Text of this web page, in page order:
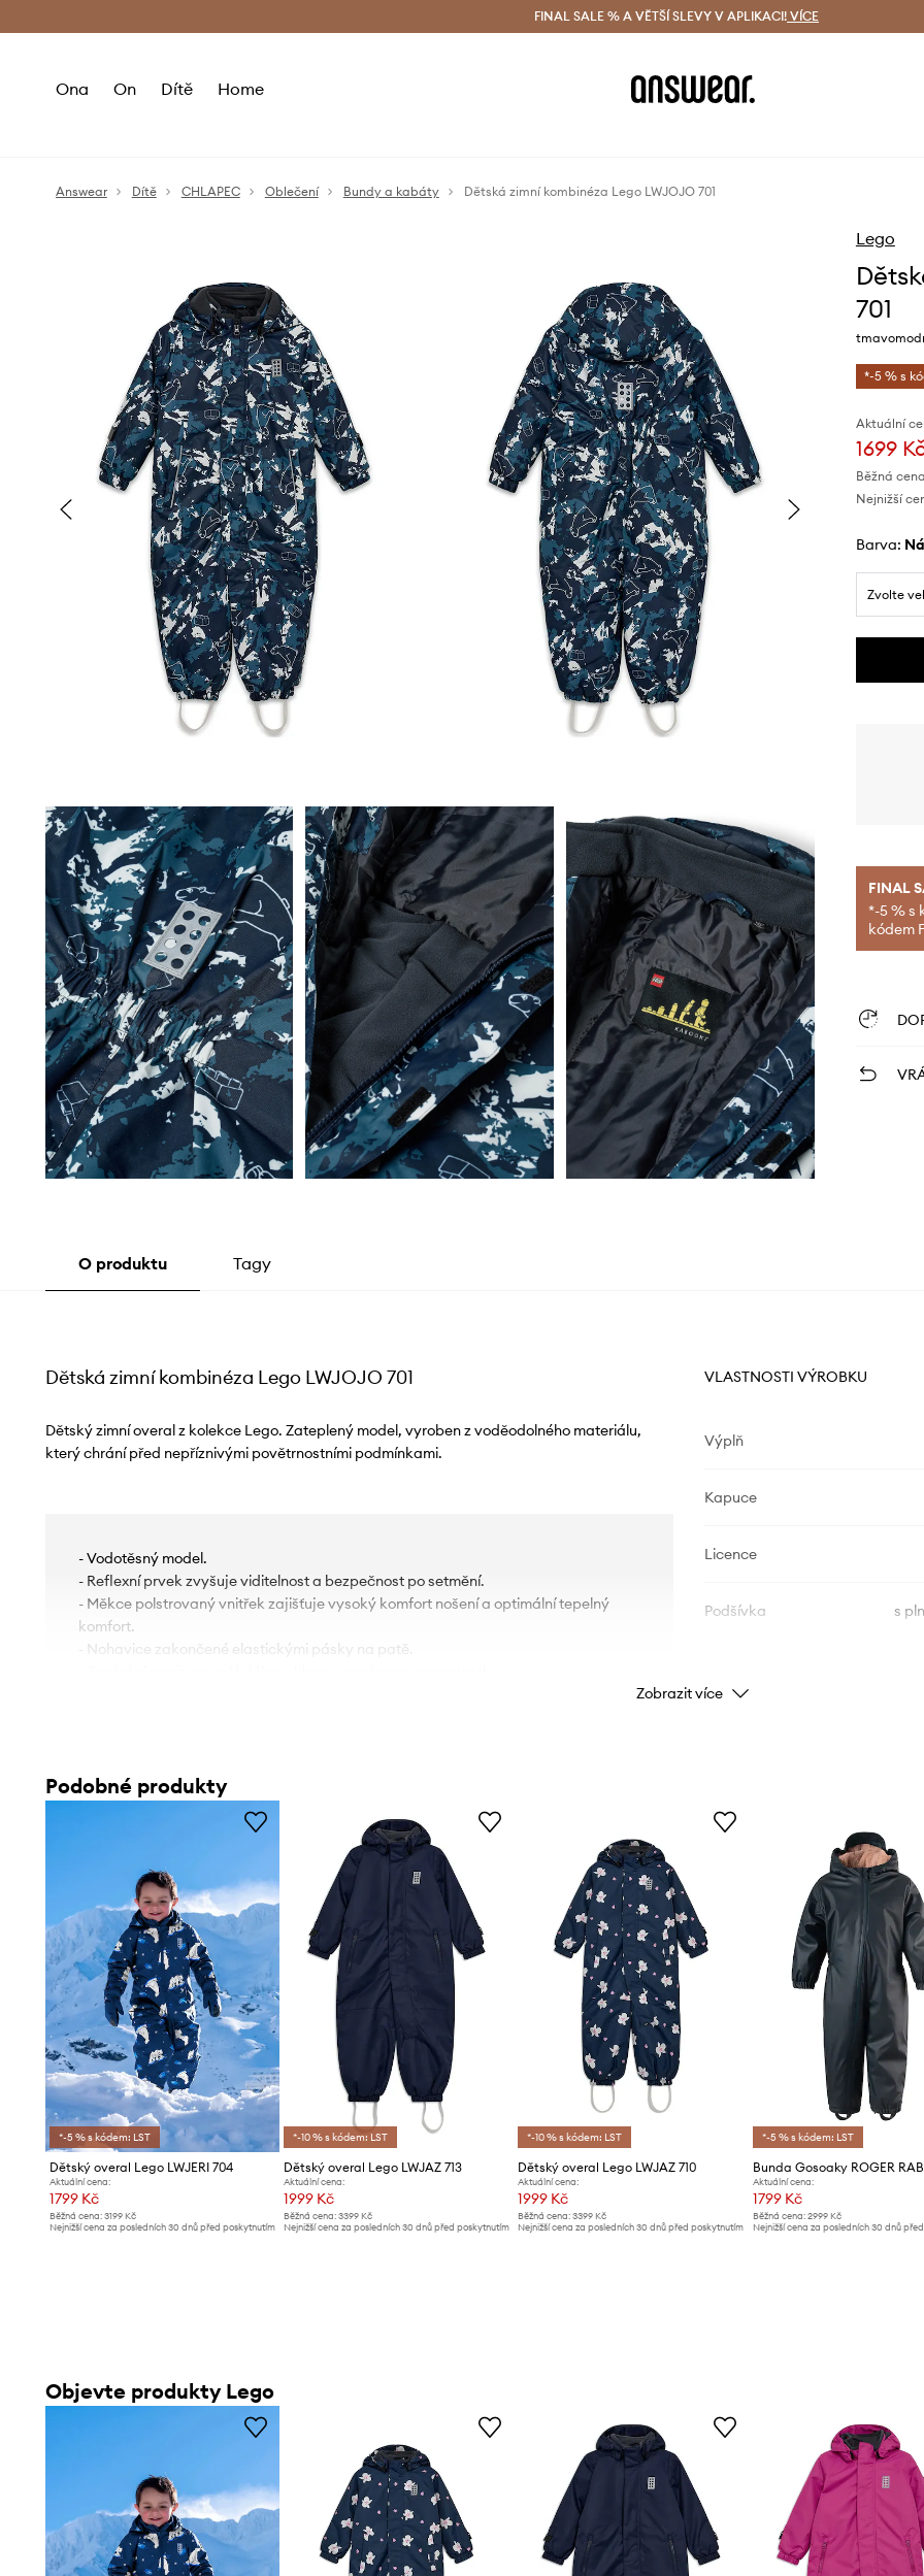
Doručení a vrácení zdarma (od 1800 Kč) Doručení i do 24 h
FINAL SALE % A VĚTŠÍ SLEVY V APLIKACI! VÍCE
Ona On Dítě Home
Answear Dítě CHLAPEC Oblečení Bundy a kabáty Dětská zimní kombinéza Lego LWJOJO 701
Lego
701
*-5 % s
Aktuální
1699
Běžná
Nejnižší
Barva:
Zvolte
FINAL
*-5 % s
kódem
O produktu Tagy
Dětská zimní kombinéza Lego LWJOJO 701
Dětský zimní overal z kolekce Lego. Zateplený model, vyroben z voděodolného materiálu,
který chrání před nepříznivými povětrnostními podmínkami.
- Vodotěsný model.
- Reflexní prvek zvyšuje viditelnost a bezpečnost po setmění.
- Měkce polstrovaný vnitřek zajišťuje vysoký komfort nošení a optimální tepelný
komfort.
- Nohavice zakončené elastickými pásky na patě.
vlastnosti při kontaktu s vodou, což umožňuje větší komfort používání díky nižšímu
prahu voděodolnosti, ale nezaručuje úplnou vodotěsnost.
- BIONIC-FINISH ECO je plně hydrofobní povrchová úprava materiálu, která
- Funkční kapsa na skipas na zip.
VLASTNOSTI VÝROBKU
Výplň
Kapuce
Licence
Podšívka
s
Barva
Výrobce
Zobrazit více
Podobné produkty
*-5 % s kódem: LST
Dětský overal Lego LWJERI 704
Aktuální cena:
1799 Kč
Běžná cena: 3199 Kč
Nejnižší cena za posledních 30 dnů před poskytnutím
*-10 % s kódem: LST
Dětský overal Lego LWJAZ 713
Aktuální cena:
1999 Kč
Běžná cena:3399 Kč
Nejnižší cena za posledních 30 dnů před poskytnutím
*-10 % s kódem: LST
Dětský overal Lego LWJAZ 710
Aktuální cena:
1999 Kč
Běžná cena: 3399 Kč
Nejnižší cena za posledních 30 dnů před poskytnutím
*-5 % s kódem: LST
Bunda Gosoaky ROGER
Aktuální cena:
1799 Kč
Běžná cena: 2999 Kč
Nejnižší cena za posledních 30 dnů
Objevte produkty Lego